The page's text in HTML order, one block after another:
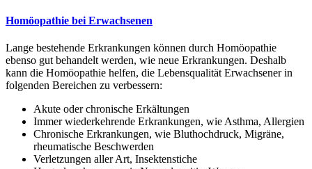
Homöopathie bei Erwachsenen
Lange bestehende Erkrankungen können durch Homöopathie
ebenso gut behandelt werden, wie neue Erkrankungen. Deshalb
kann die Homöopathie helfen, die Lebensqualität Erwachsener in
folgenden Bereichen zu verbessern:
Akute oder chronische Erkältungen
Immer wiederkehrende Erkrankungen, wie Asthma, Allergien
Chronische Erkrankungen, wie Bluthochdruck, Migräne,
rheumatische Beschwerden
Verletzungen aller Art, Insektenstiche